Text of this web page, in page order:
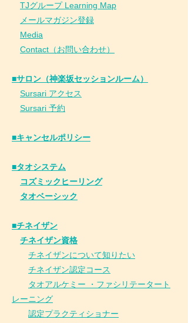
TJグループ Learning Map
メールマガジン登録
Media
Contact（お問い合わせ）
■サロン（神楽坂セッションルーム）
Sursari アクセス
Sursari 予約
​■キャンセルポリシー
■タオシステム
コズミックヒーリング
タオベーシック
■チネイザン
チネイザン資格
チネイザンについて知りたい
チネイザン認定コース
タオアルケミー ・ファシリテータート
レーニング
認定プラクティショナー